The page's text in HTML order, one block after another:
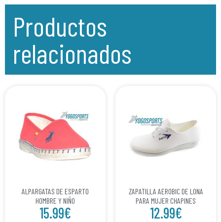
Productos
relacionados
ALPARGATAS DE ESPARTO
HOMBRE Y NIÑO
15.99€
ZAPATILLA AEROBIC DE LONA
PARA MUJER CHAPINES
12.99€